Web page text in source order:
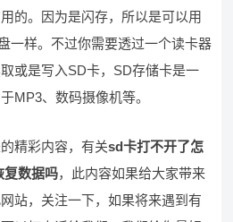
的。因为是闪存，所以是可以用
一样。不过你需要透过一个读卡器
或是写入SD卡，SD存储卡是一
MP3、数码摄像机等。
精彩内容，有关sd卡打不开了怎
复数据吗，此内容如果给大家带来
站，关注一下，如果将来遇到有